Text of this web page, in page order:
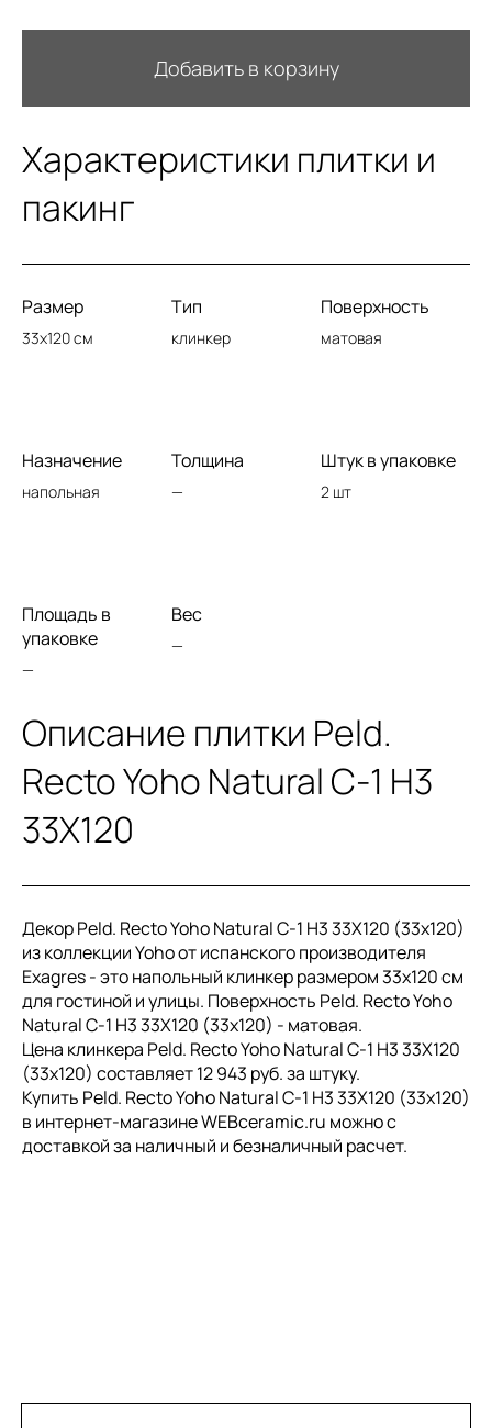
Добавить в корзину
Характеристики плитки и
пакинг
Размер
33x120 см
Тип
клинкер
Поверхность
матовая
Назначение
напольная
Толщина
—
Штук в упаковке
2 шт
Площадь в
упаковке
—
Вес
—
Описание плитки Peld.
Recto Yoho Natural C-1 H3
33X120
Декор Peld. Recto Yoho Natural C-1 H3 33X120 (33x120)
из коллекции Yoho от испанского производителя
Exagres - это напольный клинкер размером 33x120 см
для гостиной и улицы. Поверхность Peld. Recto Yoho
Natural C-1 H3 33X120 (33x120) - матовая.
Цена клинкера Peld. Recto Yoho Natural C-1 H3 33X120
(33x120) составляет 12 943 руб. за штуку.
Купить Peld. Recto Yoho Natural C-1 H3 33X120 (33x120)
в интернет-магазине WEBceramic.ru можно с
доставкой за наличный и безналичный расчет.